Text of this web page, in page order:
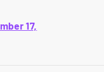
17,